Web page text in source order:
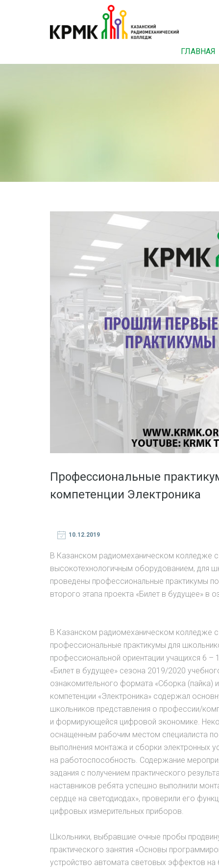
ГЛАВНАЯ
Профессиональные
компетенции Электроника
10.12.2019
В Казанском радиомеханическом колледже
высокотехнологичным оборудованием, для
проведены профессиональные практикумы
второго этапа проекта «Билет в будущее» в
В Казанском радиомеханическом колледже
профессиональные практикумы для
профессиональной ориентации учащихся 6
«Билет в будущее» сезона 2019/2020
ознакомительного формата «Сборка (пайка)
компетенции «Электроника» содержал
школьников представления о профессии/
и формирующейся цифровой экономике.
оснащенным рабочим местом специалиста
выполнения монтажа и сборки электронных
на работоспособность. Содержание
задания с получением практического
наставников ребята успешно выполнили
сердце на светодиодах», проверили его
цифровых измерительных приборов.
Школьники, выбравшие очные пробы
практического занятия «Основы
устройство автомата световых эффектов на